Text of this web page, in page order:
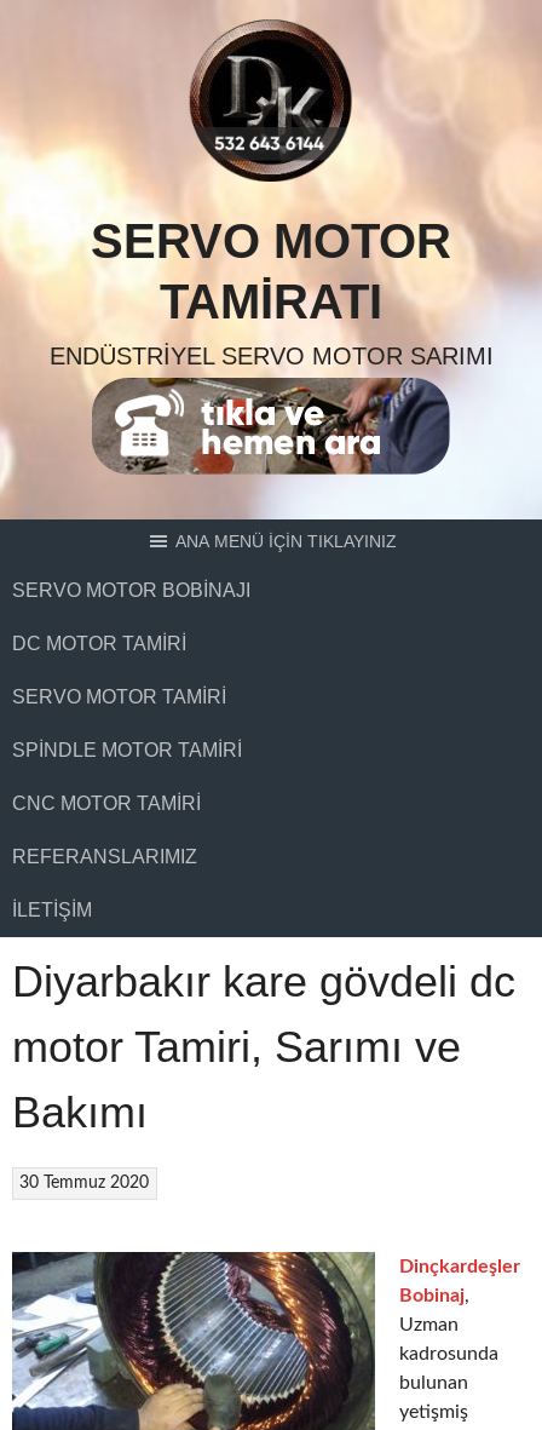
SERVO MOTOR
TAMIRATI
ENDÜSTRIYEL SERVO MOTOR SARIMI
ANA MENÜ İÇİN TIKLAYINIZ
SERVO MOTOR BOBINAJI
DC MOTOR TAMIRI
SERVO MOTOR TAMIRI
SPINDLE MOTOR TAMIRI
CNC MOTOR TAMIRI
REFERANSLARIMIZ
İLETIŞIM
Diyarbakır kare gövdeli dc
motor Tamiri, Sarımı ve
Bakımı
30 Temmuz 2020
Dinçkardeşler
Bobinaj,
Uzman
kadrosunda
bulunan
yetişmiş